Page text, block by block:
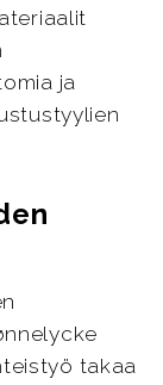
ja
takaa